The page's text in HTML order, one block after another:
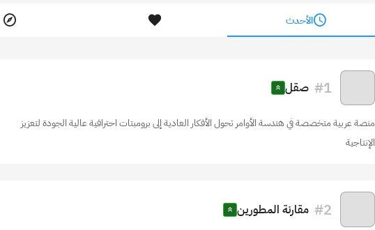
الأحدث
#1 صقل
منصة عربية متخصصة في هندسة الأوامر تحول الأفكار العادية إلى برومبتات احترافية عالية الجودة لتعزيز
الإنتاجية
#2 مقارنة المطورين